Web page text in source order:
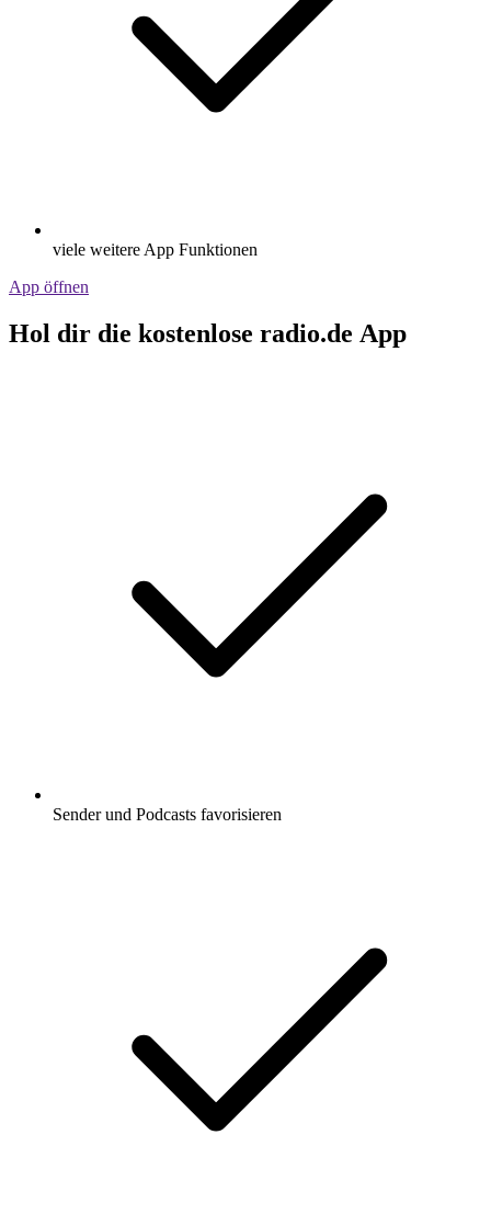
viele weitere App Funktionen
App öffnen
Hol dir die kostenlose radio.de App
Sender und Podcasts favorisieren